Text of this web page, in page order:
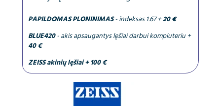
PAPILDOMAS PLONINIMAS- indeksas 1.67 +20 €
BLUE420- akis apsaugantys lęšiai darbui kompiuteriu +
40 €
ZEISS akinių lęšiai + 100 €